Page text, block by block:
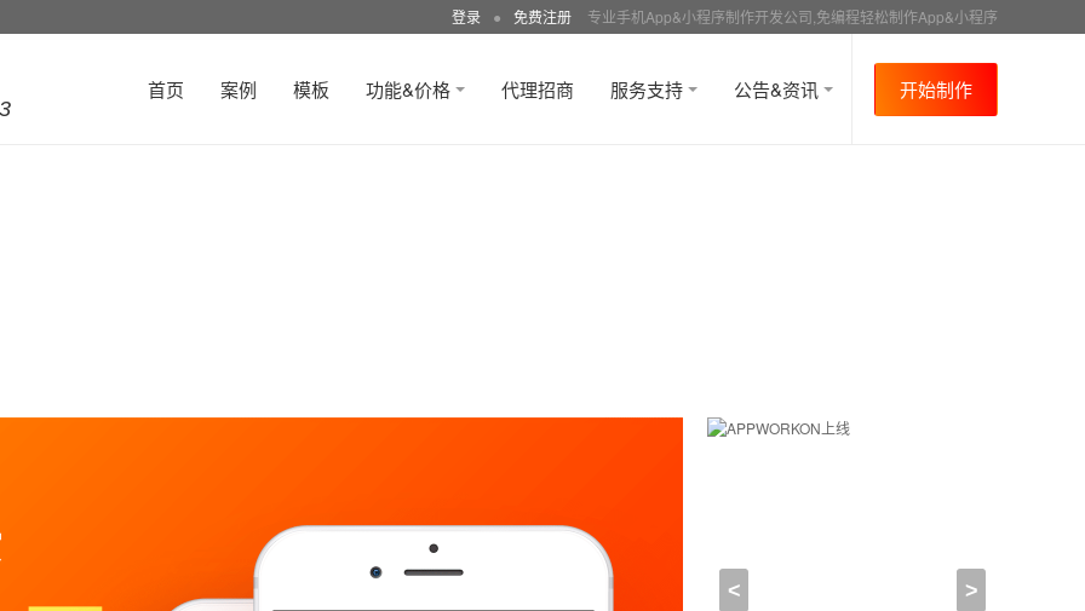
登录 ● 免费注册 专业手机App&小程序制作开发公司,免编程轻松制作App&小程序
首页 案例 模板 功能&价格 代理招商 服务支持 公告&资讯 开始制作
2022-01-08 01:45:00
< >